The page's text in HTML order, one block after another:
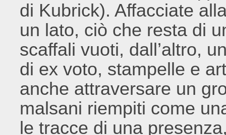
di Kubrick). Affacciate
un lato, ciò che resta di
scaffali vuoti, dall’altro,
di ex voto, stampelle e
anche attraversare un
malsani riempiti come
le tracce di una